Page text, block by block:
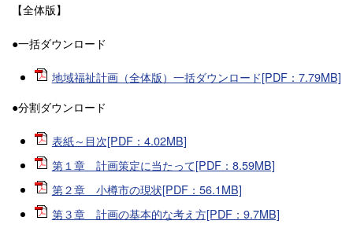
【全体版】
●一括ダウンロード
地域福祉計画（全体版）一括ダウンロード[PDF：7.79MB]
●分割ダウンロード
表紙～目次[PDF：4.02MB]
第１章 計画策定に当たって[PDF：8.59MB]
第２章 小樽市の現状[PDF：56.1MB]
第３章 計画の基本的な考え方[PDF：9.7MB]